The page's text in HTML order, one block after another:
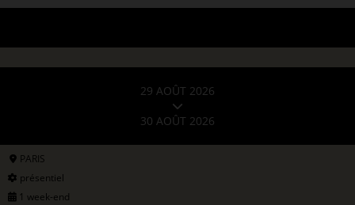
29 AOÛT 2026
30 AOÛT 2026
PARIS
présentiel
1 week-end